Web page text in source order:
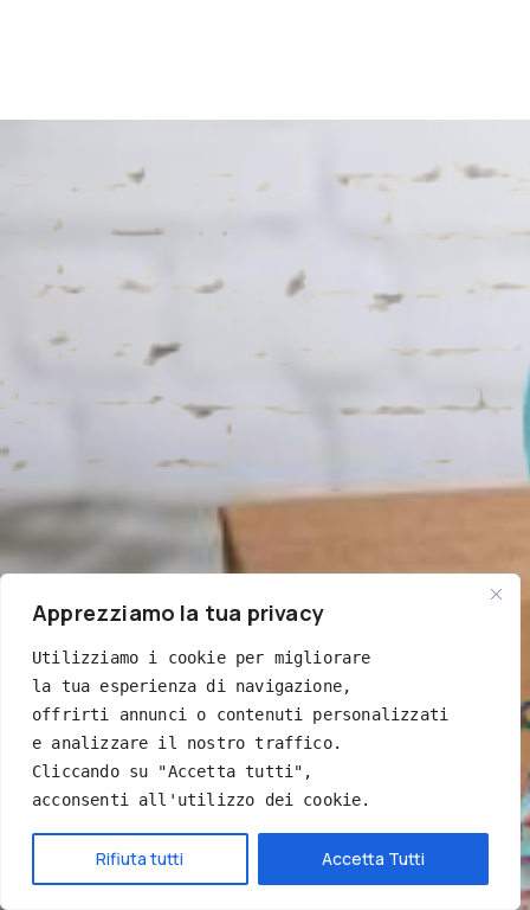
Apprezziamo la tua privacy
Utilizziamo i cookie per migliorare
la tua esperienza di navigazione,
offrirti annunci o contenuti personalizzati
e analizzare il nostro traffico.
Cliccando su "Accetta tutti",
acconsenti all'utilizzo dei cookie.
Rifiuta tutti Accetta Tutti